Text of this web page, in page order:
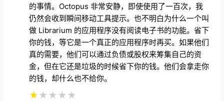
的事情。Octopus 非常安静，即使使用了一百次，我
仍然会收到瞬间移动工具提示。也不明白为什么一个叫
做 Librarium 的应用程序没有阅读电子书的功能。省下
你的钱，等它是一个真正的应用程序时再买。如果他们
真的需要，他们可以通过负债或股权来筹集自己的资
金，但在它还是垃圾的时候省下你的钱。他们会拿走你
的钱，却什么也不给你。
★★ ★ ★ ★